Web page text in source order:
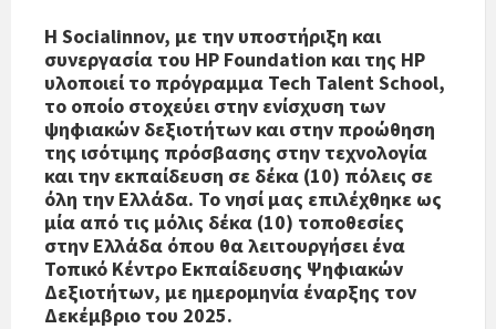
Η Socialinnov, με την υποστήριξη και
συνεργασία του HP Foundation και της HP
υλοποιεί το πρόγραμμα Tech Talent School,
το οποίο στοχεύει στην ενίσχυση των
ψηφιακών δεξιοτήτων και στην προώθηση
της ισότιμης πρόσβασης στην τεχνολογία
και την εκπαίδευση σε δέκα (10) πόλεις σε
όλη την Ελλάδα. Το νησί μας επιλέχθηκε ως
μία από τις μόλις δέκα (10) τοποθεσίες
στην Ελλάδα όπου θα λειτουργήσει ένα
Τοπικό Κέντρο Εκπαίδευσης Ψηφιακών
Δεξιοτήτων, με ημερομηνία έναρξης τον
Δεκέμβριο του 2025.